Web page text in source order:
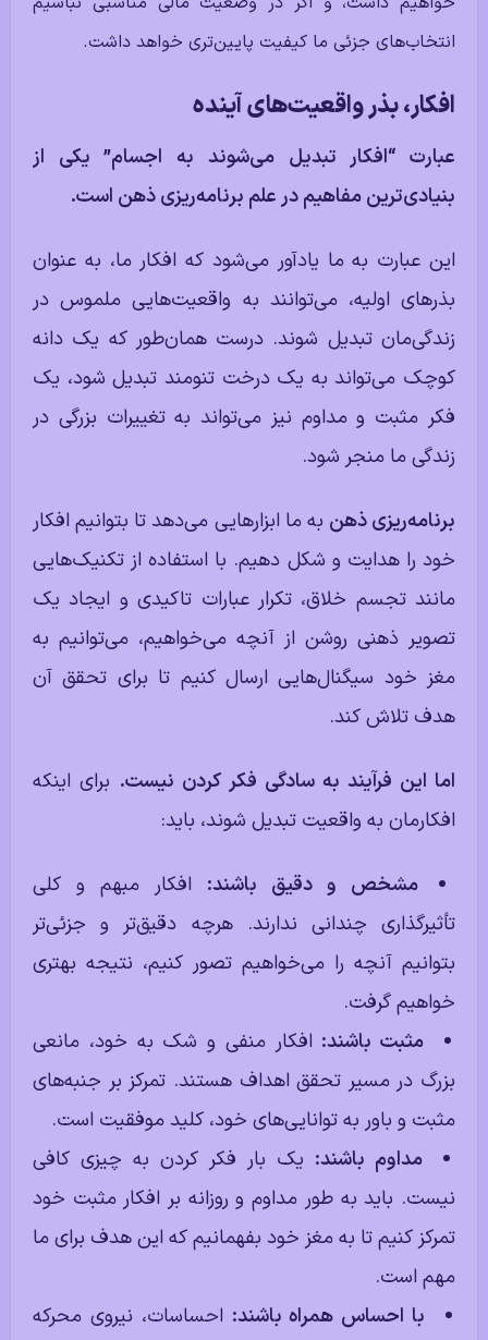
انتخاب‌های جزئی ما کیفیت پایین‌تری خواهد داشت.
افکار، بذر واقعیت‌های آینده
عبارت “افکار تبدیل می‌شوند به اجسام” یکی از
بنیادی‌ترین مفاهیم در علم برنامه‌ریزی ذهن است.
این عبارت به ما یادآور می‌شود که افکار ما، به عنوان
بذرهای اولیه، می‌توانند به واقعیت‌هایی ملموس در
زندگی‌مان تبدیل شوند. درست همان‌طور که یک دانه
کوچک می‌تواند به یک درخت تنومند تبدیل شود، یک
فکر مثبت و مداوم نیز می‌تواند به تغییرات بزرگی در
زندگی ما منجر شود.
برنامه‌ریزی ذهن به ما ابزارهایی می‌دهد تا بتوانیم افکار
خود را هدایت و شکل دهیم. با استفاده از تکنیک‌هایی
مانند تجسم خلاق، تکرار عبارات تاکیدی و ایجاد یک
تصویر ذهنی روشن از آنچه می‌خواهیم، می‌توانیم به
مغز خود سیگنال‌هایی ارسال کنیم تا برای تحقق آن
هدف تلاش کند.
اما این فرآیند به سادگی فکر کردن نیست. برای اینکه
افکارمان به واقعیت تبدیل شوند، باید:
مشخص و دقیق باشند: افکار مبهم و کلی
تأثیرگذاری چندانی ندارند. هرچه دقیق‌تر و جزئی‌تر
بتوانیم آنچه را می‌خواهیم تصور کنیم، نتیجه بهتری
خواهیم گرفت.
مثبت باشند: افکار منفی و شک به خود، مانعی
بزرگ در مسیر تحقق اهداف هستند. تمرکز بر جنبه‌های
مثبت و باور به توانایی‌های خود، کلید موفقیت است.
مداوم باشند: یک بار فکر کردن به چیزی کافی
نیست. باید به طور مداوم و روزانه بر افکار مثبت خود
تمرکز کنیم تا به مغز خود بفهمانیم که این هدف برای ما
مهم است.
با احساس همراه باشند: احساسات، نیروی محرکه